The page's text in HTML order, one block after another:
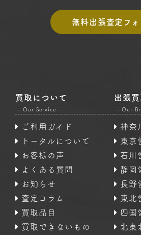
無料出張査定フォ
買取について
- Our Service -
ご利用ガイド
トータルについて
お客様の声
よくある質問
お知らせ
査定コラム
買取品目
買取できないもの
出張
- Our
神奈
東京
石川
静岡
長野
東北
四国
北東